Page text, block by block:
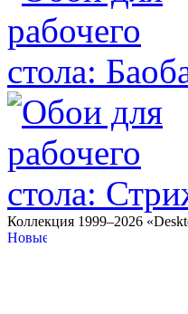
Коллекция 1999–2026